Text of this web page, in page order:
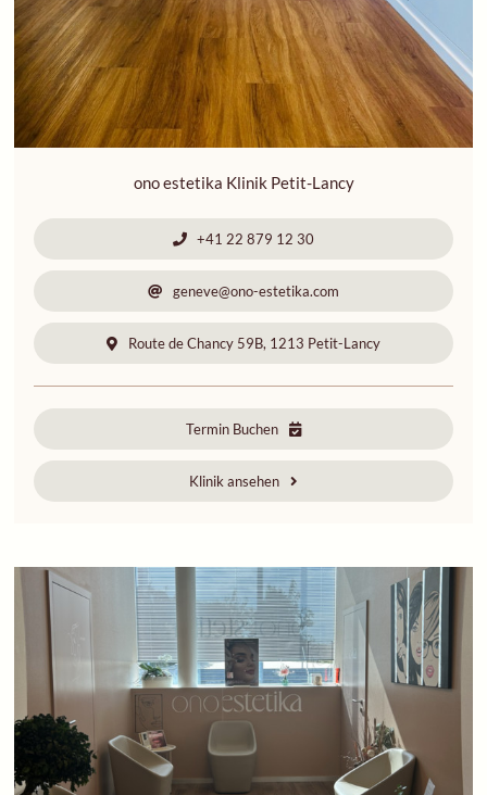
ono estetika Klinik Petit-Lancy
+41 22 879 12 30
geneve@ono-estetika.com
Route de Chancy 59B, 1213 Petit-Lancy
Termin Buchen
Klinik ansehen